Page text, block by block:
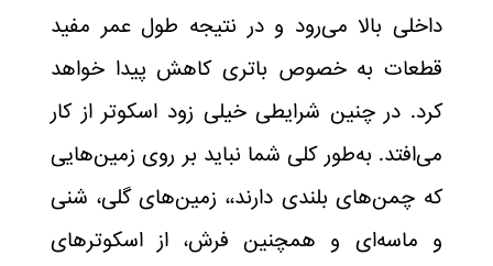
داخلی بالا می‌رود و در نتیجه طول عمر مفید
قطعات به خصوص باتری کاهش پیدا خواهد
کرد. در چنین شرایطی خیلی زود اسکوتر از کار
می‌افتد. به‌طور کلی شما نباید بر روی زمین‌هایی
که چمن‌های بلندی دارند،، زمین‌های گلی، شنی
و ماسه‌ای و همچنین فرش‌، از اسکوترهای